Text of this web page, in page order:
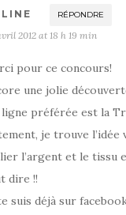
RÉPONDRE
2012 at 18 h 19 min
pour ce concours!
une jolie
ligne préférée est la
je trouve
l’argent et le tissu
dire !!
suis déjà sur